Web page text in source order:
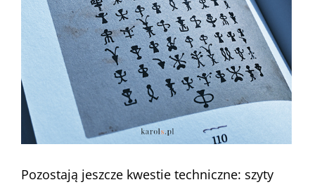
Pozostają jeszcze kwestie techniczne: szyty